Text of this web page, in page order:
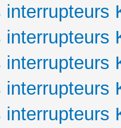
interrupteurs
interrupteurs
interrupteurs
interrupteurs
interrupteurs